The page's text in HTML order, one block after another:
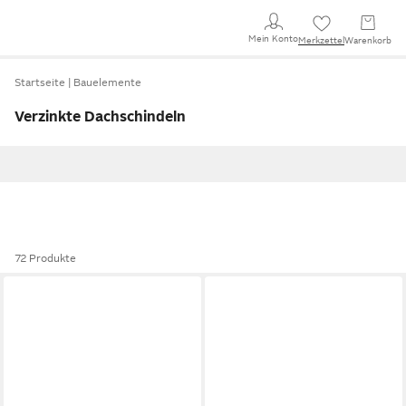
Mein KontoMerkzettel Warenkorb
Startseite Bauelemente
Verzinkte Dachschindeln
72 Produkte